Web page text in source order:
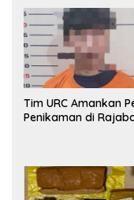
Tim URC Amankan
Penikaman di